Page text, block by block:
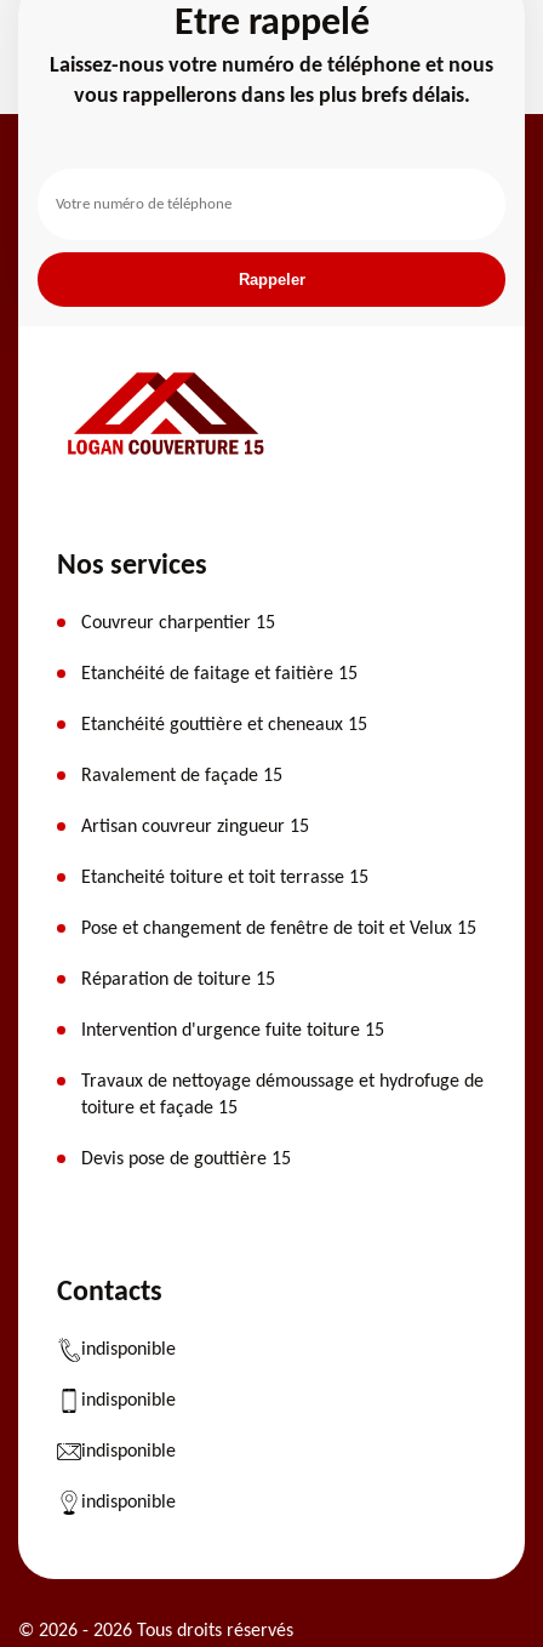
Etre rappelé
Laissez-nous votre numéro de téléphone et nous
vous rappellerons dans les plus brefs délais.
Nos services
Couvreur charpentier 15
Etanchéité de faitage et faitière 15
Etanchéité gouttière et cheneaux 15
Ravalement de façade 15
Artisan couvreur zingueur 15
Etancheité toiture et toit terrasse 15
Pose et changement de fenêtre de toit et Velux 15
Réparation de toiture 15
Intervention d'urgence fuite toiture 15
Travaux de nettoyage démoussage et hydrofuge de
toiture et façade 15
Devis pose de gouttière 15
Contacts
indisponible
indisponible
indisponible
indisponible
© 2026 - 2026 Tous droits réservés